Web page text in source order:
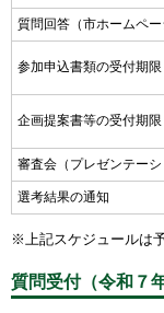
質問回答（市ホームペー
参加申込書類の受付期限
企画提案書等の受付期限
審査会（プレゼンテーシ
選考結果の通知
※上記スケジュールは
質問受付（令和７